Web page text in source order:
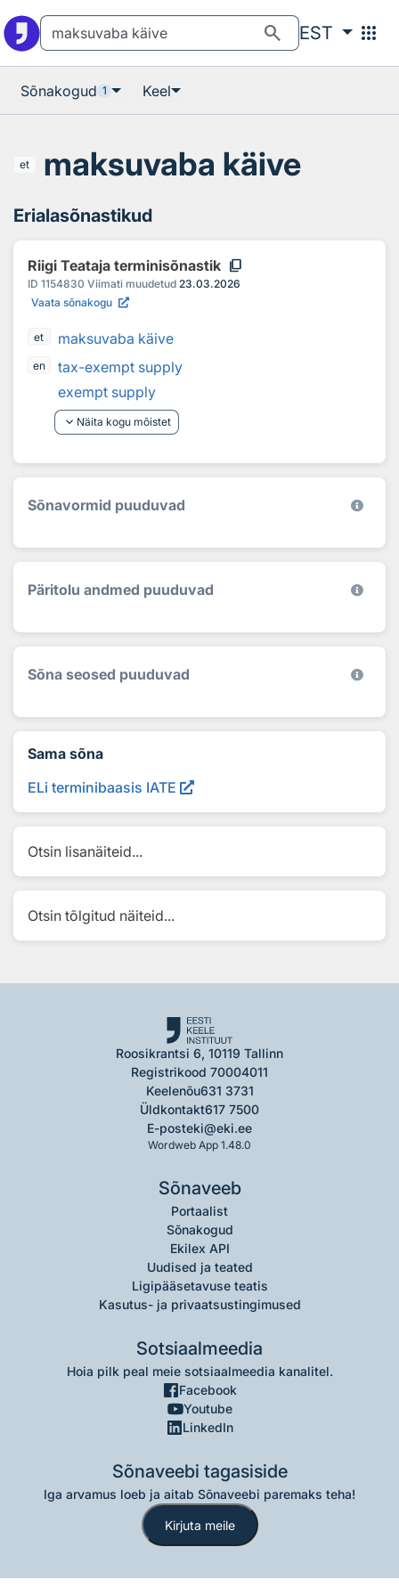
search EST apps
Sõnakogud 1 Keel
et maksuvaba käive
Erialasõnastikud
Riigi Teataja terminisõnastik content_copy
ID 1154830 Viimati muudetud 23.03.2026
Vaata sõnakogu
et maksuvaba käive
en
tax-exempt supply
exempt supply
keyboard_arrow_down Näita kogu mõistet
Sõnavormid puuduvad
Päritolu andmed puuduvad
Sõna seosed puuduvad
Sama sõna
ELi terminibaasis IATE
Otsin lisanäiteid...
Otsin tõlgitud näiteid...
Roosikrantsi 6, 10119 Tallinn
Registrikood 70004011
Keelenõu631 3731
Üldkontakt617 7500
E-posteki@eki.ee
Wordweb App 1.48.0
Sõnaveeb
Portaalist
Sõnakogud
Ekilex API
Uudised ja teated
Ligipääsetavuse teatis
Kasutus- ja privaatsustingimused
Sotsiaalmeedia
Hoia pilk peal meie sotsiaalmeedia kanalitel.
Facebook
Youtube
LinkedIn
Sõnaveebi tagasiside
Iga arvamus loeb ja aitab Sõnaveebi paremaks teha!
Kirjuta meile